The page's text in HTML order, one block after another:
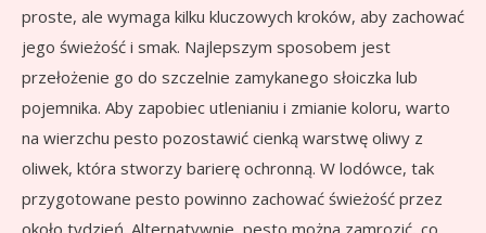
proste, ale wymaga kilku kluczowych kroków, aby zachować
jego świeżość i smak. Najlepszym sposobem jest
przełożenie go do szczelnie zamykanego słoiczka lub
pojemnika. Aby zapobiec utlenianiu i zmianie koloru, warto
na wierzchu pesto pozostawić cienką warstwę oliwy z
oliwek, która stworzy barierę ochronną. W lodówce, tak
przygotowane pesto powinno zachować świeżość przez